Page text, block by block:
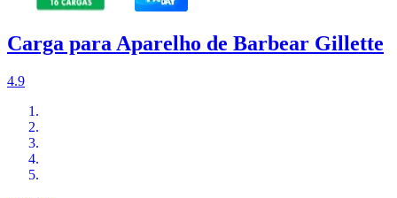
Carga para Aparelho de Barbear Gillette
4.9